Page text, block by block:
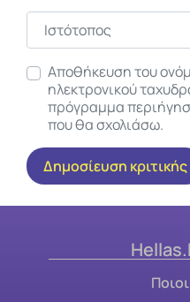
Ιστότοπος
Αποθήκευση του
ηλεκτρονικού
πρόγραμμα
που θα σχολιάσω.